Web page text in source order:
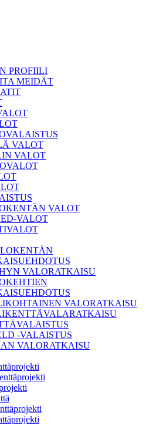
PROFIILI
MEIDÄT
VALOT
VALOT
VALOT
VALOT
VALORATKAISU
VALORATKAISU
-VALAISTUS
VALORATKAISU